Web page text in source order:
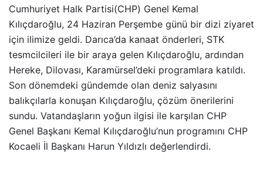
Cumhuriyet Halk Partisi(CHP) Genel Kemal
Kılıçdaroğlu, 24 Haziran Perşembe günü bir dizi ziyaret
için ilimize geldi. Darıca’da kanaat önderleri, STK
tesmcilcileri ile bir araya gelen Kılıçdaroğlu, ardından
Hereke, Dilovası, Karamürsel’deki programlara katıldı.
Son dönemdeki gündemde olan deniz salyasını
balıkçılarla konuşan Kılıçdaroğlu, çözüm önerilerini
sundu. Vatandaşların yoğun ilgisi ile karşılan CHP
Genel Başkanı Kemal Kılıçdaroğlu’nun programını CHP
Kocaeli İl Başkanı Harun Yıldızlı değerlendirdi.